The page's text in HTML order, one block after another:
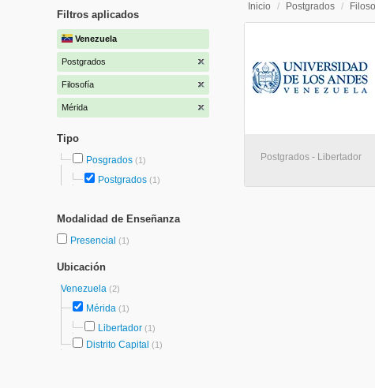
Filtros aplicados
Venezuela
Postgrados
Filosofía
Mérida
Tipo
Posgrados (1)
Postgrados (1)
Modalidad de Enseñanza
Presencial (1)
Ubicación
Venezuela (2)
Mérida (1)
Libertador (1)
Distrito Capital (1)
Inicio / Postgrados /
Postgrados - Libertador